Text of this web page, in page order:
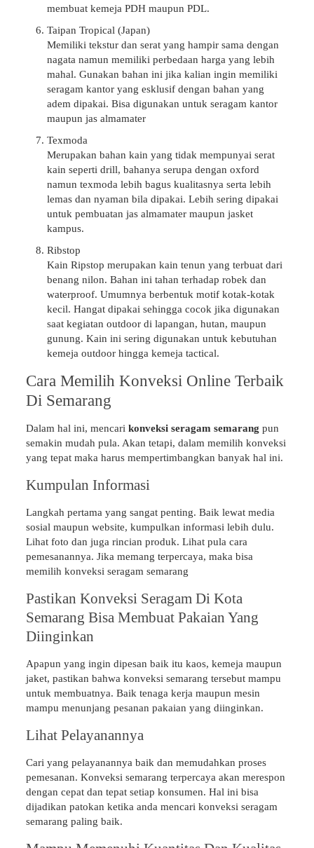
membuat kemeja PDH maupun PDL.
Taipan Tropical (Japan)
Memiliki tekstur dan serat yang hampir sama dengan
nagata namun memiliki perbedaan harga yang lebih
mahal. Gunakan bahan ini jika kalian ingin memiliki
seragam kantor yang esklusif dengan bahan yang
adem dipakai. Bisa digunakan untuk seragam kantor
maupun jas almamater
Texmoda
Merupakan bahan kain yang tidak mempunyai serat
kain seperti drill, bahanya serupa dengan oxford
namun texmoda lebih bagus kualitasnya serta lebih
lemas dan nyaman bila dipakai. Lebih sering dipakai
untuk pembuatan jas almamater maupun jasket
kampus.
Ribstop
Kain Ripstop merupakan kain tenun yang terbuat dari
benang nilon. Bahan ini tahan terhadap robek dan
waterproof. Umumnya berbentuk motif kotak-kotak
kecil. Hangat dipakai sehingga cocok jika digunakan
saat kegiatan outdoor di lapangan, hutan, maupun
gunung. Kain ini sering digunakan untuk kebutuhan
kemeja outdoor hingga kemeja tactical.
Cara Memilih Konveksi Online Terbaik
Di Semarang
Dalam hal ini, mencari konveksi seragam semarang pun
semakin mudah pula. Akan tetapi, dalam memilih konveksi
yang tepat maka harus mempertimbangkan banyak hal ini.
Kumpulan Informasi
Langkah pertama yang sangat penting. Baik lewat media
sosial maupun website, kumpulkan informasi lebih dulu.
Lihat foto dan juga rincian produk. Lihat pula cara
pemesanannya. Jika memang terpercaya, maka bisa
memilih konveksi seragam semarang
Pastikan Konveksi Seragam Di Kota
Semarang Bisa Membuat Pakaian Yang
Diinginkan
Apapun yang ingin dipesan baik itu kaos, kemeja maupun
jaket, pastikan bahwa konveksi semarang tersebut mampu
untuk membuatnya. Baik tenaga kerja maupun mesin
mampu menunjang pesanan pakaian yang diinginkan.
Lihat Pelayanannya
Cari yang pelayanannya baik dan memudahkan proses
pemesanan. Konveksi semarang terpercaya akan merespon
dengan cepat dan tepat setiap konsumen. Hal ini bisa
dijadikan patokan ketika anda mencari konveksi seragam
semarang paling baik.